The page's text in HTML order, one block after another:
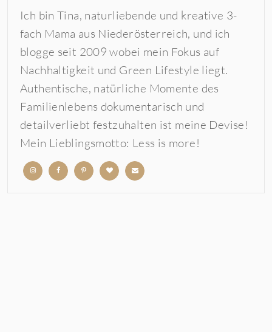
Ich bin Tina, naturliebende und kreative 3-
fach Mama aus Niederösterreich, und ich
blogge seit 2009 wobei mein Fokus auf
Nachhaltigkeit und Green Lifestyle liegt.
Authentische, natürliche Momente des
Familienlebens dokumentarisch und
detailverliebt festzuhalten ist meine Devise!
Mein Lieblingsmotto: Less is more!